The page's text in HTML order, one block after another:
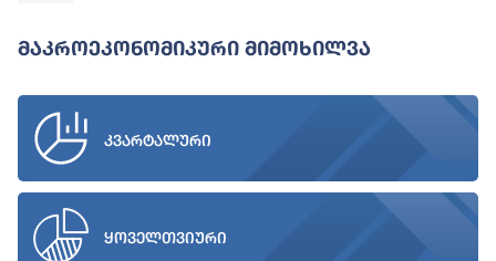
Მაკროეკონომიკური Მიმოხილვა
კვარტალური
ყოველთვიური